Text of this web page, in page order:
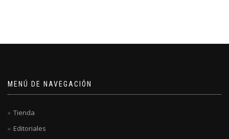
MENÚ DE NAVEGACIÓN
Tienda
Editoriales